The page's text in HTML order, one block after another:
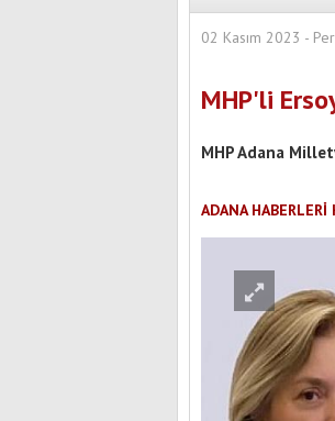
02 Kasım 2023 -
MHP'li
MHP Adana
ADANA